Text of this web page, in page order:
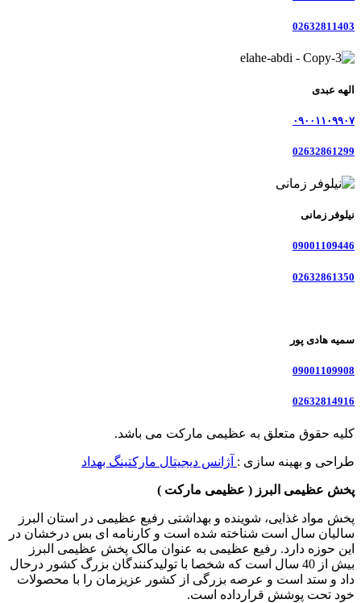
02632811403
الهه عبدی
۰۹۰۰۱۱۰۹۹۰۷
02632861299
نیلوفر زمانی
09001109446
02632861350
سمیه هادی پور
09001109908
02632814916
کلیه حقوق متعلق به عظیمی مارکت می باشد.
طراحی و بهینه سازی : آژانس دیجیتال مارکتینگ بهداد
پخش عظیمی البرز ( عظیمی مارکت )
پخش مواد غذایی، شوینده و بهداشتی رفیع عظیمی در استان البرز
سالیان سال است شناخته شده است و کارنامه ای بس درخشان در
این حوزه دارد. رفیع عظیمی به عنوان مالک پخش عظیمی البرز
بیش از 40 سال است که شخصا با تولیدکنندگان بزرگ کشور درحال
داد و ستد است و عرصه بزرگی از کشور عزیزمان را با محصولات
خود تحت پوشش قرارداده است.